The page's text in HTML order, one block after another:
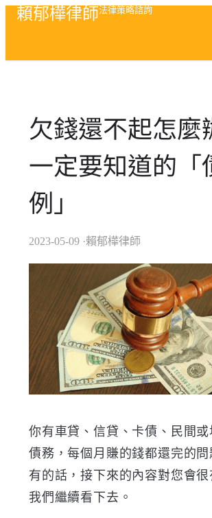
賴郁樺律師法律策略諮詢
欠錢還不起怎麼
一定要知道的「
例」
2023-05-09 ·賴郁樺律師
你有車貸、信貸、卡債、民間
債務，每個月賺的錢都還完的問
有的話，接下來的內容對您會
我們繼續看下去。